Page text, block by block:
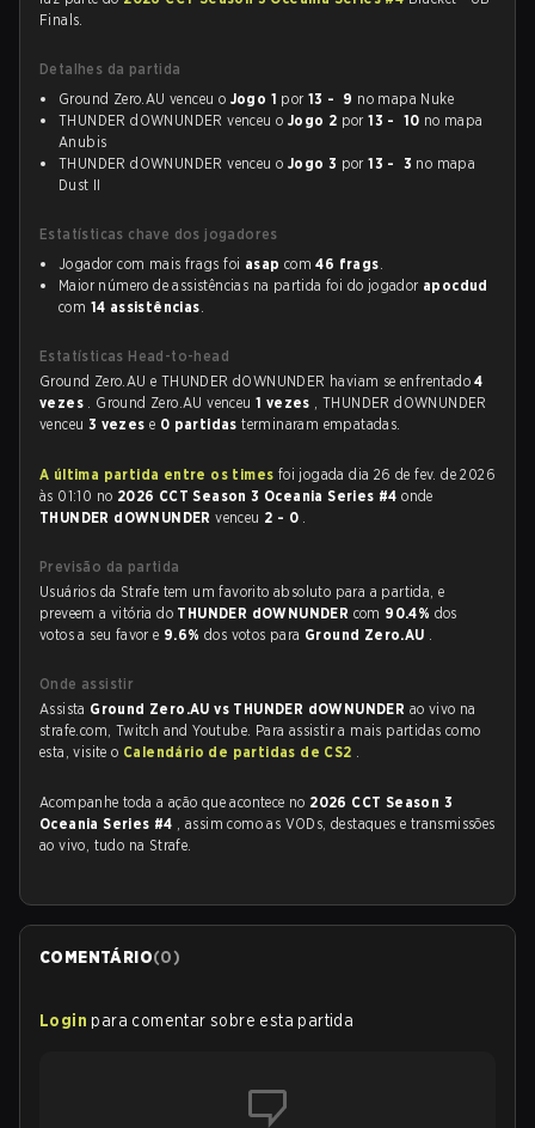
Finals.
Detalhes da partida
Ground Zero.AU venceu o Jogo 1 por13 - 9 no mapa Nuke
THUNDER dOWNUNDER venceu o Jogo 2 por13 - 10 no mapa
Anubis
THUNDER dOWNUNDER venceu o Jogo 3 por13 - 3 no mapa
Dust II
Estatísticas chave dos jogadores
Jogador com mais frags foi asap com46 frags.
Maior número de assistências na partida foi do jogador apocdud
com 14 assistências.
Estatísticas Head-to-head
Ground Zero.AU e THUNDER dOWNUNDER haviam se enfrentado4
vezes . Ground Zero.AU venceu1 vezes , THUNDER dOWNUNDER
venceu 3 vezese 0 partidasterminaram empatadas.
A última partida entre os times foi jogada dia 26 de fev. de 2026
às 01:10 no 2026 CCT Season 3 Oceania Series #4onde
THUNDER dOWNUNDERvenceu 2 - 0 .
Previsão da partida
Usuários da Strafe tem um favorito absoluto para a partida, e
preveem a vitória do THUNDER dOWNUNDER com 90.4% dos
votos a seu favor e 9.6%dos votos para Ground Zero.AU .
Onde assistir
Assista Ground Zero.AU vs THUNDER dOWNUNDER ao vivo na
strafe.com, Twitch and Youtube. Para assistir a mais partidas como
esta, visite o Calendário de partidas de CS2 .
Acompanhe toda a ação que acontece no 2026 CCT Season 3
Oceania Series #4 , assim como as VODs, destaques e transmissões
ao vivo, tudo na Strafe.
COMENTÁRIO(0)
Login para comentar sobre esta partida